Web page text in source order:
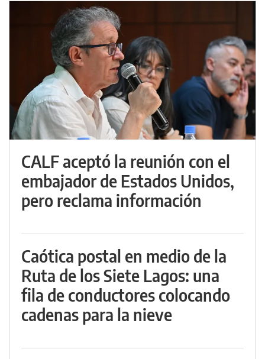
CALF aceptó la reunión con el
embajador de Estados Unidos,
pero reclama información
Caótica postal en medio de la
Ruta de los Siete Lagos: una
fila de conductores colocando
cadenas para la nieve